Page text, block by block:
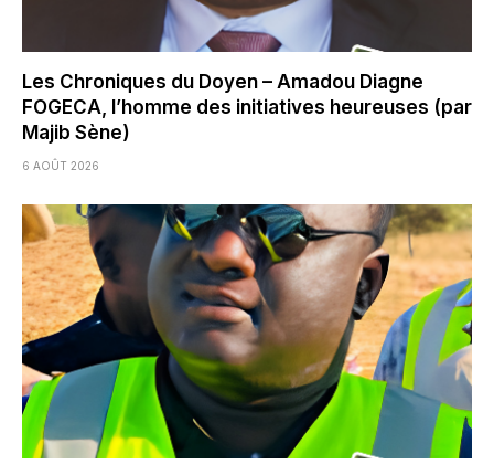
Les Chroniques du Doyen – Amadou Diagne
FOGECA, l’homme des initiatives heureuses (par
Majib Sène)
6 AOÛT 2026